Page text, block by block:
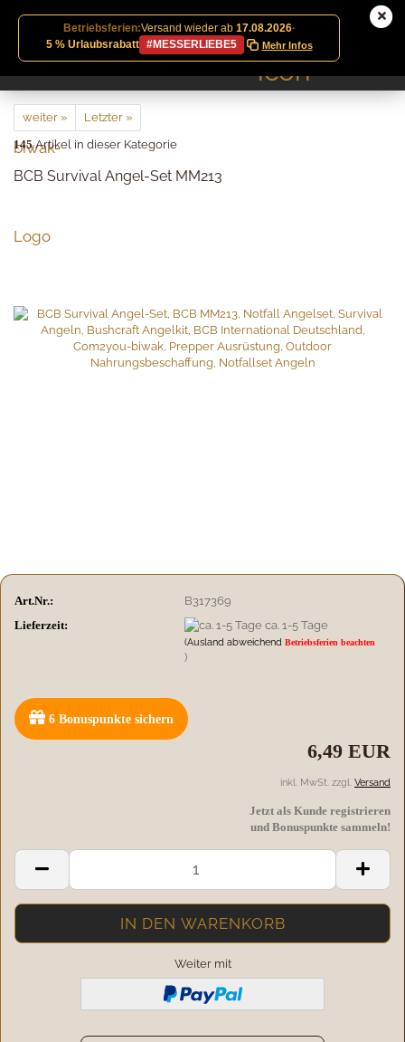
Betriebsferien:Versand wieder ab 17.08.2026·
5 % Urlaubsrabatt
#MESSERLIEBE5 Mehr Infos
weiter »
Letzter »
145Artikel in dieser Kategorie
BCB Survival Angel-Set MM213
Art.Nr.:
B317369
Lieferzeit:
ca. 1-5 Tage
(Ausland abweichendBetriebsferien beachten
)
6 Bonuspunkte sichern
6,49 EUR
inkl. MwSt. zzgl. Versand
Jetzt als Kunde registrieren
und Bonuspunkte sammeln!
Weiter mit